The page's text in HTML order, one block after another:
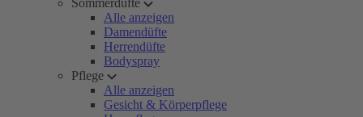
Sommerdüfte
Alle anzeigen
Damendüfte
Herrendüfte
Bodyspray
Pflege
Alle anzeigen
Gesicht & Körperpflege